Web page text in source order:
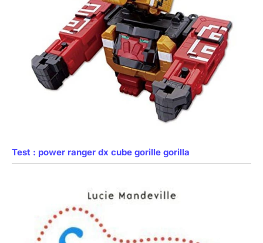
Test : power ranger dx cube gorille gorilla